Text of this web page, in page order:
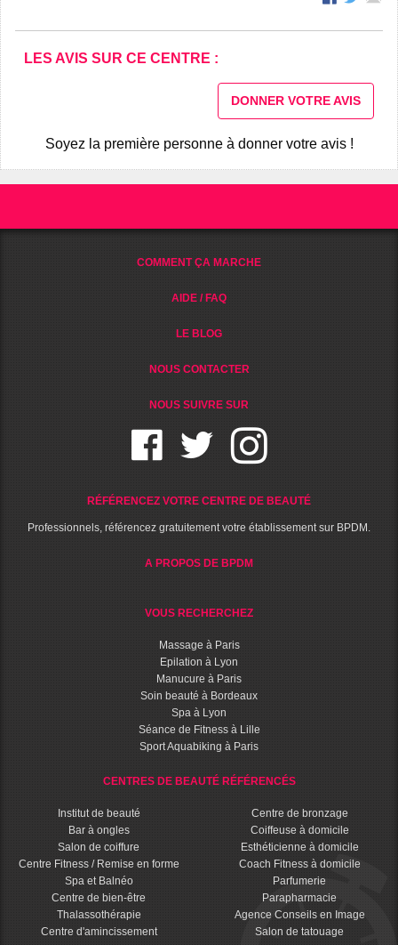
LES AVIS SUR CE CENTRE :
DONNER VOTRE AVIS
Soyez la première personne à donner votre avis !
COMMENT ÇA MARCHE
AIDE / FAQ
LE BLOG
NOUS CONTACTER
NOUS SUIVRE SUR
RÉFÉRENCEZ VOTRE CENTRE DE BEAUTÉ
Professionnels, référencez gratuitement votre établissement sur BPDM.
A PROPOS DE BPDM
VOUS RECHERCHEZ
Massage à Paris
Epilation à Lyon
Manucure à Paris
Soin beauté à Bordeaux
Spa à Lyon
Séance de Fitness à Lille
Sport Aquabiking à Paris
CENTRES DE BEAUTÉ RÉFÉRENCÉS
Institut de beauté
Bar à ongles
Salon de coiffure
Centre Fitness / Remise en forme
Spa et Balnéo
Centre de bien-être
Thalassothérapie
Centre d'amincissement
Centre de bronzage
Coiffeuse à domicile
Esthéticienne à domicile
Coach Fitness à domicile
Parfumerie
Parapharmacie
Agence Conseils en Image
Salon de tatouage